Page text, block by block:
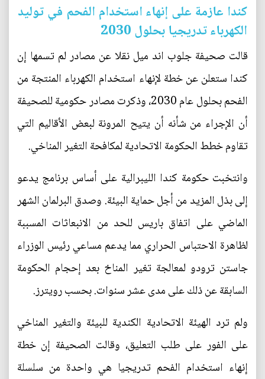
كندا عازمة على إنهاء استخدام الفحم في توليد
الكهرباء تدريجيا بحلول 2030
قالت صحيفة جلوب اند ميل نقلا عن مصادر لم تسمها إن
كندا ستعلن عن خطة لإنهاء استخدام الكهرباء المنتجة من
الفحم بحلول عام 2030، وذكرت مصادر حكومية للصحيفة
أن الإجراء من شأنه أن يتيح المرونة لبعض الأقاليم التي
تقاوم خطط الحكومة الاتحادية لمكافحة التغير المناخي.
وانتخبت حكومة كندا الليبرالية على أساس برنامج يدعو
إلى بذل المزيد من أجل حماية البيئة. وصدق البرلمان الشهر
الماضي على اتفاق باريس للحد من الانبعاثات المسببة
لظاهرة الاحتباس الحراري مما يدعم مساعي رئيس الوزراء
جاستن ترودو لمعالجة تغير المناخ بعد إحجام الحكومة
السابقة عن ذلك على مدى عشر سنوات. بحسب رويترز.
ولم ترد الهيئة الاتحادية الكندية للبيئة والتغير المناخي
على الفور على طلب التعليق، وقالت الصحيفة إن خطة
إنهاء استخدام الفحم تدريجيا هي واحدة من سلسلة